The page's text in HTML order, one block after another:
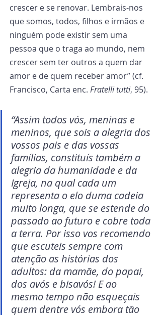
crescer e se renovar. Lembrais-nos
que somos, todos, filhos e irmãos e
ninguém pode existir sem uma
pessoa que o traga ao mundo, nem
crescer sem ter outros a quem dar
amor e de quem receber amor” (cf.
Francisco, Carta enc. Fratelli tutti, 95).
“Assim todos vós, meninas e
meninos, que sois a alegria dos
vossos pais e das vossas
famílias, constituís também a
alegria da humanidade e da
Igreja, na qual cada um
representa o elo duma cadeia
muito longa, que se estende do
passado ao futuro e cobre toda
a terra. Por isso vos recomendo
que escuteis sempre com
atenção as histórias dos
adultos: da mamãe, do papai,
dos avós e bisavós! E ao
mesmo tempo não esqueçais
quem dentre vós embora tão